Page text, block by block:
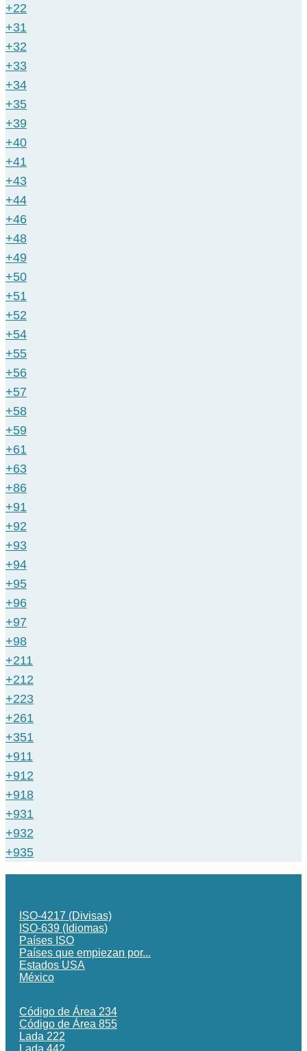
+22
+31
+32
+33
+34
+35
+39
+40
+41
+43
+44
+46
+48
+49
+50
+51
+52
+54
+55
+56
+57
+58
+59
+61
+63
+86
+91
+92
+93
+94
+95
+96
+97
+98
+211
+212
+223
+261
+351
+911
+912
+918
+931
+932
+935
ISO-4217 (Divisas)
ISO-639 (Idiomas)
Países ISO
Países que empiezan por...
Estados USA
México
Código de Área 234
Código de Área 855
Lada 222
Lada 442